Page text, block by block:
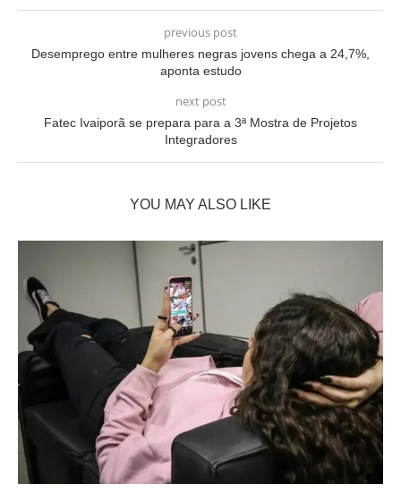
previous post
Desemprego entre mulheres negras jovens chega a 24,7%,
aponta estudo
next post
Fatec Ivaiporã se prepara para a 3ª Mostra de Projetos
Integradores
YOU MAY ALSO LIKE